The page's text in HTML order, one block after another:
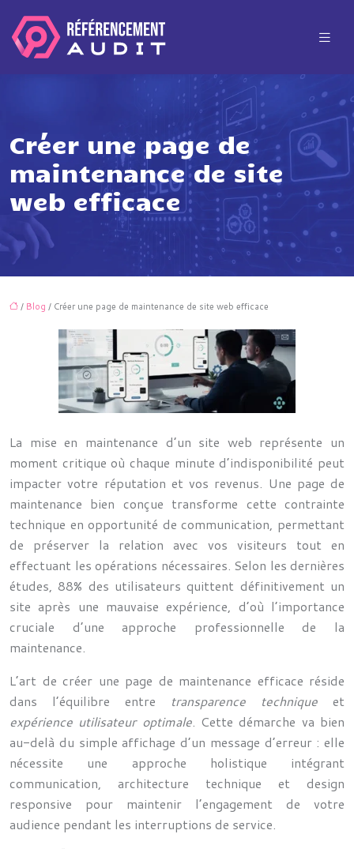
Créer une page de
maintenance de site
web efficace
/ Blog / Créer une page de maintenance de site web efficace
La mise en maintenance d’un site web représente un
moment critique où chaque minute d’indisponibilité peut
impacter votre réputation et vos revenus. Une page de
maintenance bien conçue transforme cette contrainte
technique en opportunité de communication, permettant
de préserver la relation avec vos visiteurs tout en
effectuant les opérations nécessaires. Selon les dernières
études, 88% des utilisateurs quittent définitivement un
site après une mauvaise expérience, d’où l’importance
cruciale d’une approche professionnelle de la
maintenance.
L’art de créer une page de maintenance efficace réside
dans l’équilibre entre transparence technique et
expérience utilisateur optimale. Cette démarche va bien
au-delà du simple affichage d’un message d’erreur : elle
nécessite une approche holistique intégrant
communication, architecture technique et design
responsive pour maintenir l’engagement de votre
audience pendant les interruptions de service.